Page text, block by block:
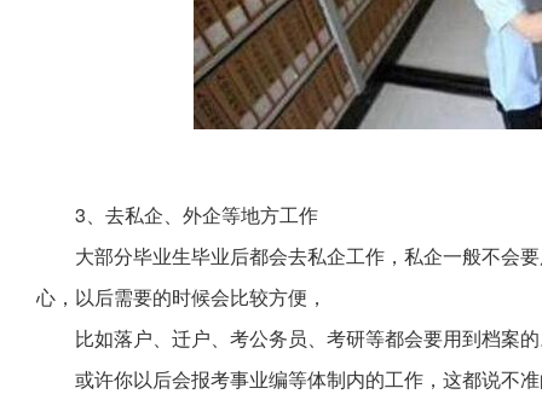
3、去私企、外企等地方工作
大部分毕业生毕业后都会去私企工作，私企一般不会
心，以后需要的时候会比较方便，
比如落户、迁户、考公务员、考研等都会要用到档案
或许你以后会报考事业编等体制内的工作，这都说不